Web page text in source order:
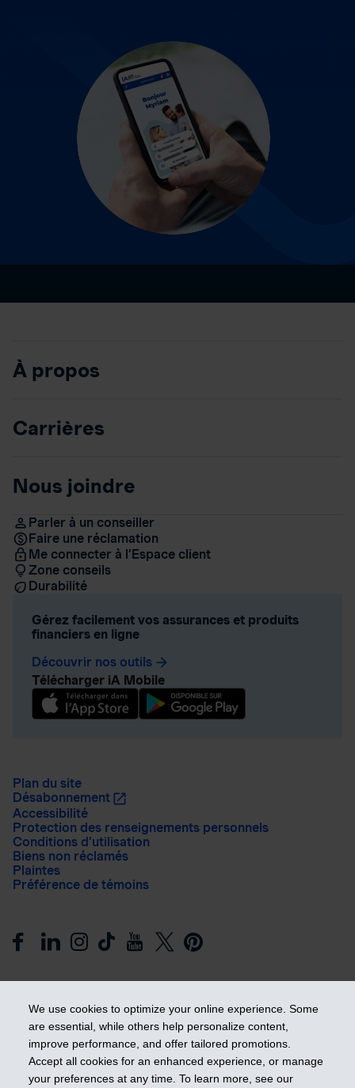
We use cookies to optimize your online experience. Some
are essential, while others help personalize content,
improve performance, and offer tailored promotions.
Accept all cookies for an enhanced experience, or manage
your preferences at any time. To learn more, see our
À propos
Carrières
Nous joindre
Parler à un conseiller
Faire une réclamation
Me connecter à l’Espace client
Zone conseils
Durabilité
Gérez facilement vos assurances et produits
financiers en ligne
Découvrir nos outils arrow_forward
Télécharger iA Mobile
Plan du site
Désabonnement
Accessibilité
Protection des renseignements personnels
Conditions d’utilisation
Biens non réclamés
Plaintes
Préférence de témoins
Prendre les devants